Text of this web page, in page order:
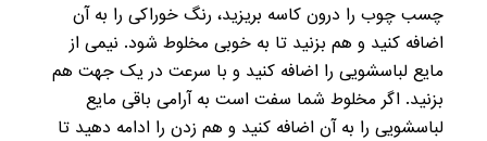
چسب چوب را درون کاسه بریزید، رنگ خوراکی را به آن
اضافه کنید و هم بزنید تا به خوبی مخلوط شود. نیمی از
مایع لباسشویی را اضافه کنید و با سرعت در یک جهت هم
بزنید. اگر مخلوط شما سفت است به آرامی باقی مایع
لباسشویی را به آن اضافه کنید و هم زدن را ادامه دهید تا